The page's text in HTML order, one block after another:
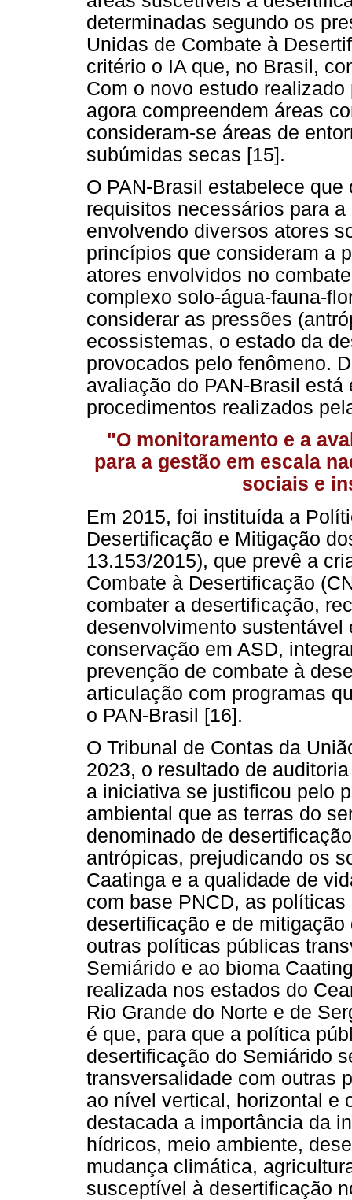
determinadas segundo os
Unidas de Combate à
critério o IA que, no Brasil,
Com o novo estudo
agora compreendem áreas
consideram-se áreas de
subúmidas secas [15].
O PAN-Brasil estabelece
requisitos necessários para
envolvendo diversos atores
princípios que consideram a
atores envolvidos no
complexo solo-água-fauna-
considerar as pressões
ecossistemas, o estado da
provocados pelo fenômeno.
avaliação do PAN-Brasil
procedimentos realizados
"O monitoramento e a
para a gestão em escala
sociais e
Em 2015, foi instituída a
Desertificação e Mitigação
13.153/2015), que prevê a
Combate à Desertificação
combater a desertificação,
desenvolvimento
conservação em ASD,
prevenção de combate à
articulação com programas
o PAN-Brasil [16].
O Tribunal de Contas da
2023, o resultado de
a iniciativa se justificou pelo
ambiental que as terras do
denominado de
antrópicas, prejudicando os
Caatinga e a qualidade de
com base PNCD, as
desertificação e de
outras políticas públicas
Semiárido e ao bioma
realizada nos estados do
Rio Grande do Norte e de
é que, para que a política
desertificação do Semiárido
transversalidade com outras
ao nível vertical, horizontal e
destacada a importância da
hídricos, meio ambiente,
mudança climática,
susceptível à desertificação